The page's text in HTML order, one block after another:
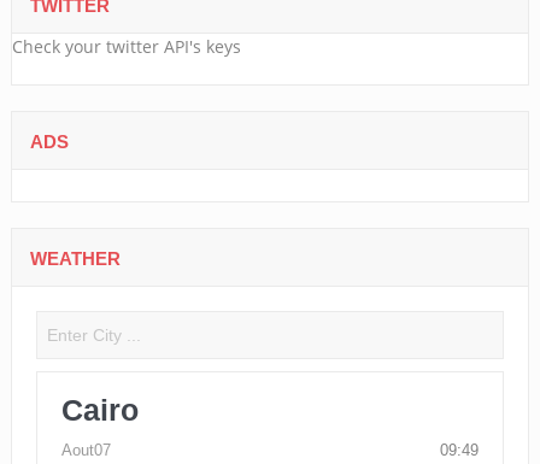
TWITTER
Check your twitter API's keys
ADS
WEATHER
Cairo
Aout07 09:49